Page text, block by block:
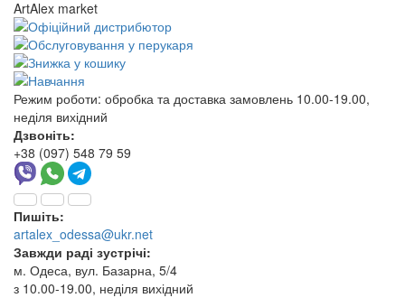
ArtAlex market
Режим роботи: обробка та доставка замовлень 10.00-19.00,
неділя вихідний
Дзвоніть:
+38 (097) 548 79 59
Пишіть:
artalex_odessa@ukr.net
Завжди раді зустрічі:
м. Одеса, вул. Базарна, 5/4
з 10.00-19.00, неділя вихідний